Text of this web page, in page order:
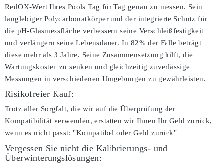
RedOX-Wert Ihres Pools Tag für Tag genau zu messen. Sein
langlebiger Polycarbonatkörper und der integrierte Schutz für
die pH-Glasmessfläche verbessern seine Verschleißfestigkeit
und verlängern seine Lebensdauer. In 82% der Fälle beträgt
diese mehr als 3 Jahre. Seine Zusammensetzung hilft, die
Wartungskosten zu senken und gleichzeitig zuverlässige
Messungen in verschiedenen Umgebungen zu gewährleisten.
Risikofreier Kauf:
Trotz aller Sorgfalt, die wir auf die Überprüfung der
Kompatibilität verwenden, erstatten wir Ihnen Ihr Geld zurück,
wenn es nicht passt: "Kompatibel oder Geld zurück"
Vergessen Sie nicht die Kalibrierungs- und
Überwinterungslösungen: